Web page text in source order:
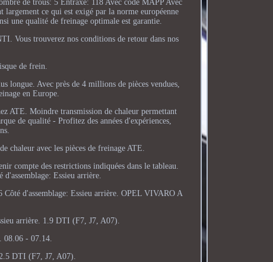
de trous: 5 Entraxe: 118 Avec code MAPP Avec
largement ce qui est exigé par la norme européenne
une qualité de freinage optimale est garantie.
trouverez nos conditions de retour dans nos
de frein.
longue. Avec près de 4 millions de pièces vendues,
en Europe.
ATE. Moindre transmission de chaleur permettant
de qualité - Profitez des années d'expériences,
chaleur avec les pièces de freinage ATE.
compte des restrictions indiquées dans le tableau.
Essieu arrière.
d'assemblage: Essieu arrière. OPEL VIVARO A
arrière. 1.9 DTI (F7, J7, A07).
08.06 - 07.14.
DTI (F7, J7, A07).